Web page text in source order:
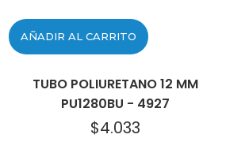
AÑADIR AL CARRITO
TUBO POLIURETANO 12 MM
PU1280BU - 4927
$4.033